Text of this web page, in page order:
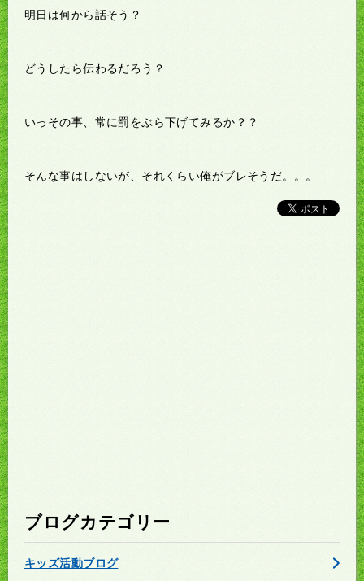
明日は何から話そう？
どうしたら伝わるだろう？
いっその事、常に罰をぶら下げてみるか？？
そんな事はしないが、それくらい俺がブレそうだ。。。
ブログカテゴリー
キッズ活動ブログ